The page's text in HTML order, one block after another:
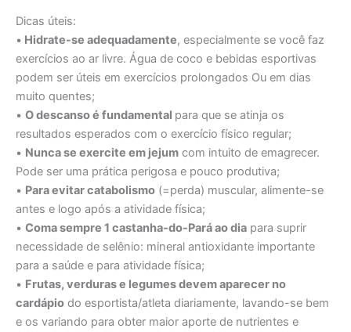
Dicas úteis:
• Hidrate-se adequadamente, especialmente se você faz
exercícios ao ar livre. Água de coco e bebidas esportivas
podem ser úteis em exercícios prolongados Ou em dias
muito quentes;
• O descanso é fundamental para que se atinja os
resultados esperados com o exercício físico regular;
• Nunca se exercite em jejum com intuito de emagrecer.
Pode ser uma prática perigosa e pouco produtiva;
• Para evitar catabolismo (=perda) muscular, alimente-se
antes e logo após a atividade física;
• Coma sempre 1 castanha-do-Pará ao dia para suprir
necessidade de selênio: mineral antioxidante importante
para a saúde e para atividade física;
• Frutas, verduras e legumes devem aparecer no
cardápio do esportista/atleta diariamente, lavando-se bem
e os variando para obter maior aporte de nutrientes e